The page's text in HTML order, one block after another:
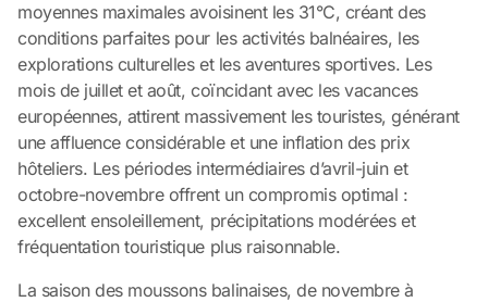
moyennes maximales avoisinent les 31°C, créant des
conditions parfaites pour les activités balnéaires, les
explorations culturelles et les aventures sportives. Les
mois de juillet et août, coïncidant avec les vacances
européennes, attirent massivement les touristes, générant
une affluence considérable et une inflation des prix
hôteliers. Les périodes intermédiaires d’avril-juin et
octobre-novembre offrent un compromis optimal :
excellent ensoleillement, précipitations modérées et
fréquentation touristique plus raisonnable.
La saison des moussons balinaises, de novembre à